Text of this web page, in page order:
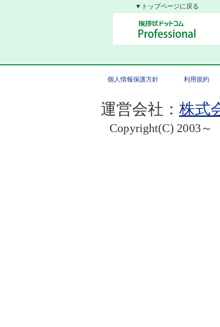
▼トップページに戻る
個人情報保護方針 利用規約
運営会社： 株式
Copyright(C) 2003